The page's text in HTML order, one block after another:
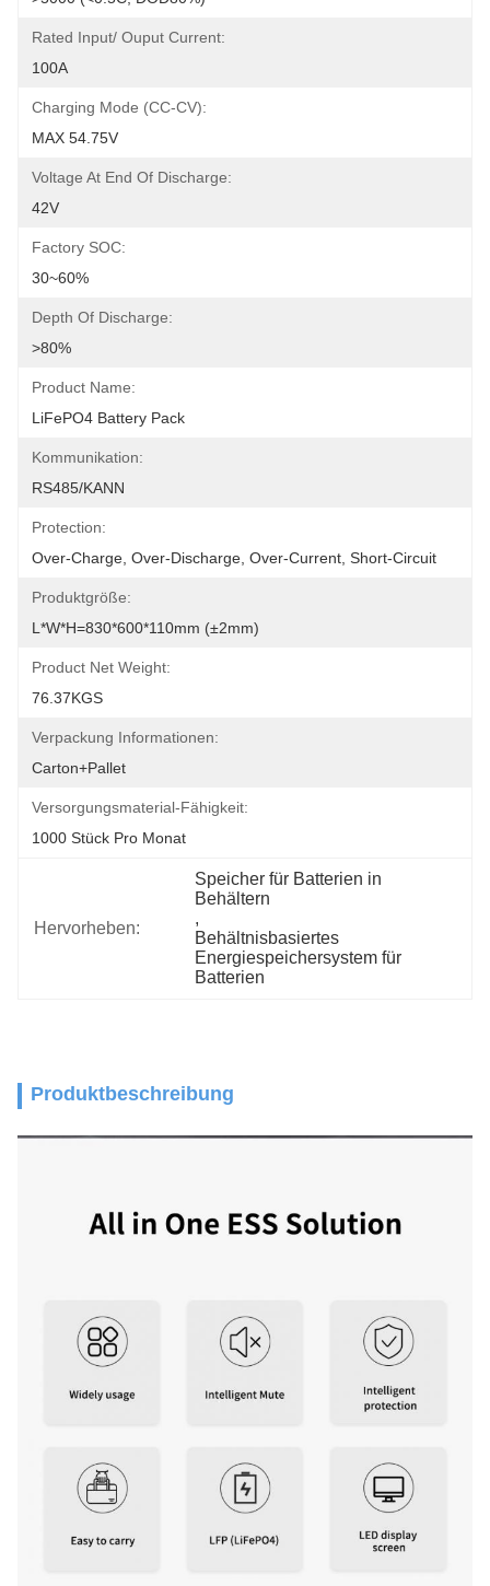
Rated Input/ Ouput Current:
100A
Charging Mode (CC-CV):
MAX 54.75V
Voltage At End Of Discharge:
42V
Factory SOC:
30~60%
Depth Of Discharge:
>80%
Product Name:
LiFePO4 Battery Pack
Kommunikation:
RS485/KANN
Protection:
Over-Charge, Over-Discharge, Over-Current, Short-Circuit
Produktgröße:
L*W*H=830*600*110mm (±2mm)
Product Net Weight:
76.37KGS
Verpackung Informationen:
Carton+Pallet
Versorgungsmaterial-Fähigkeit:
1000 Stück Pro Monat
Hervorheben:
Speicher für Batterien in
Behältern
,
Behältnisbasiertes
Energiespeichersystem für
Batterien
Produktbeschreibung